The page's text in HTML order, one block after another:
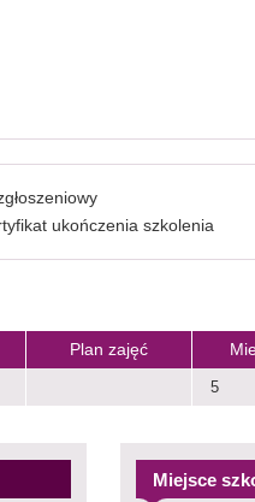
ukończenia szkolenia
Plan zajęć
5
Miejsce